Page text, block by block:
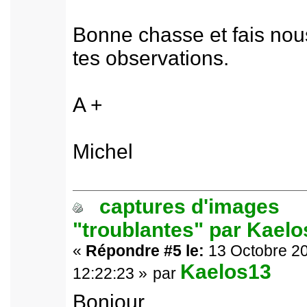
Bonne chasse et fais
tes observations.
A +
Michel
captures d'images
"troublantes" par
« Répondre #5 le: 13 Octobre
12:22:23 » par Kaelos13
Bonjour,